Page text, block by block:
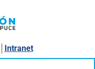
Intranet